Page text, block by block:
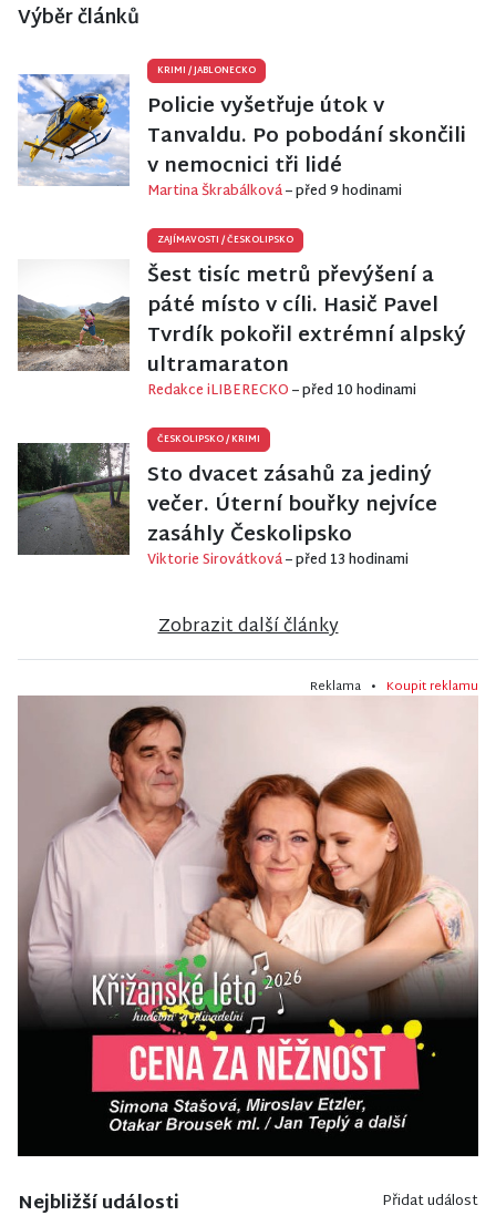
Výběr článků
KRIMI /JABLONECKO
Policie vyšetřuje útok v
Tanvaldu. Po pobodání skončili
v nemocnici tři lidé
Martina Škrabálková– před 9 hodinami
ZAJÍMAVOSTI /ČESKOLIPSKO
Šest tisíc metrů převýšení a
páté místo v cíli. Hasič Pavel
Tvrdík pokořil extrémní alpský
ultramaraton
Redakce iLIBERECKO– před 10 hodinami
ČESKOLIPSKO/KRIMI
Sto dvacet zásahů za jediný
večer. Úterní bouřky nejvíce
zasáhly Českolipsko
Viktorie Sirovátková– před 13 hodinami
Zobrazit další články
Reklama • Koupit reklamu
Nejbližší události Přidat událost